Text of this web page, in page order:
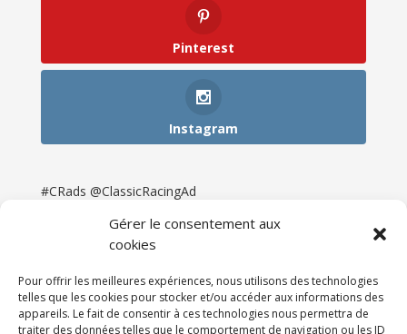
Gérer le consentement aux
cookies
Pour offrir les meilleures expériences, nous utilisons des technologies
telles que les cookies pour stocker et/ou accéder aux informations des
appareils. Le fait de consentir à ces technologies nous permettra de
traiter des données telles que le comportement de navigation ou les ID
Pinterest
Instagram
#CRads @ClassicRacingAd